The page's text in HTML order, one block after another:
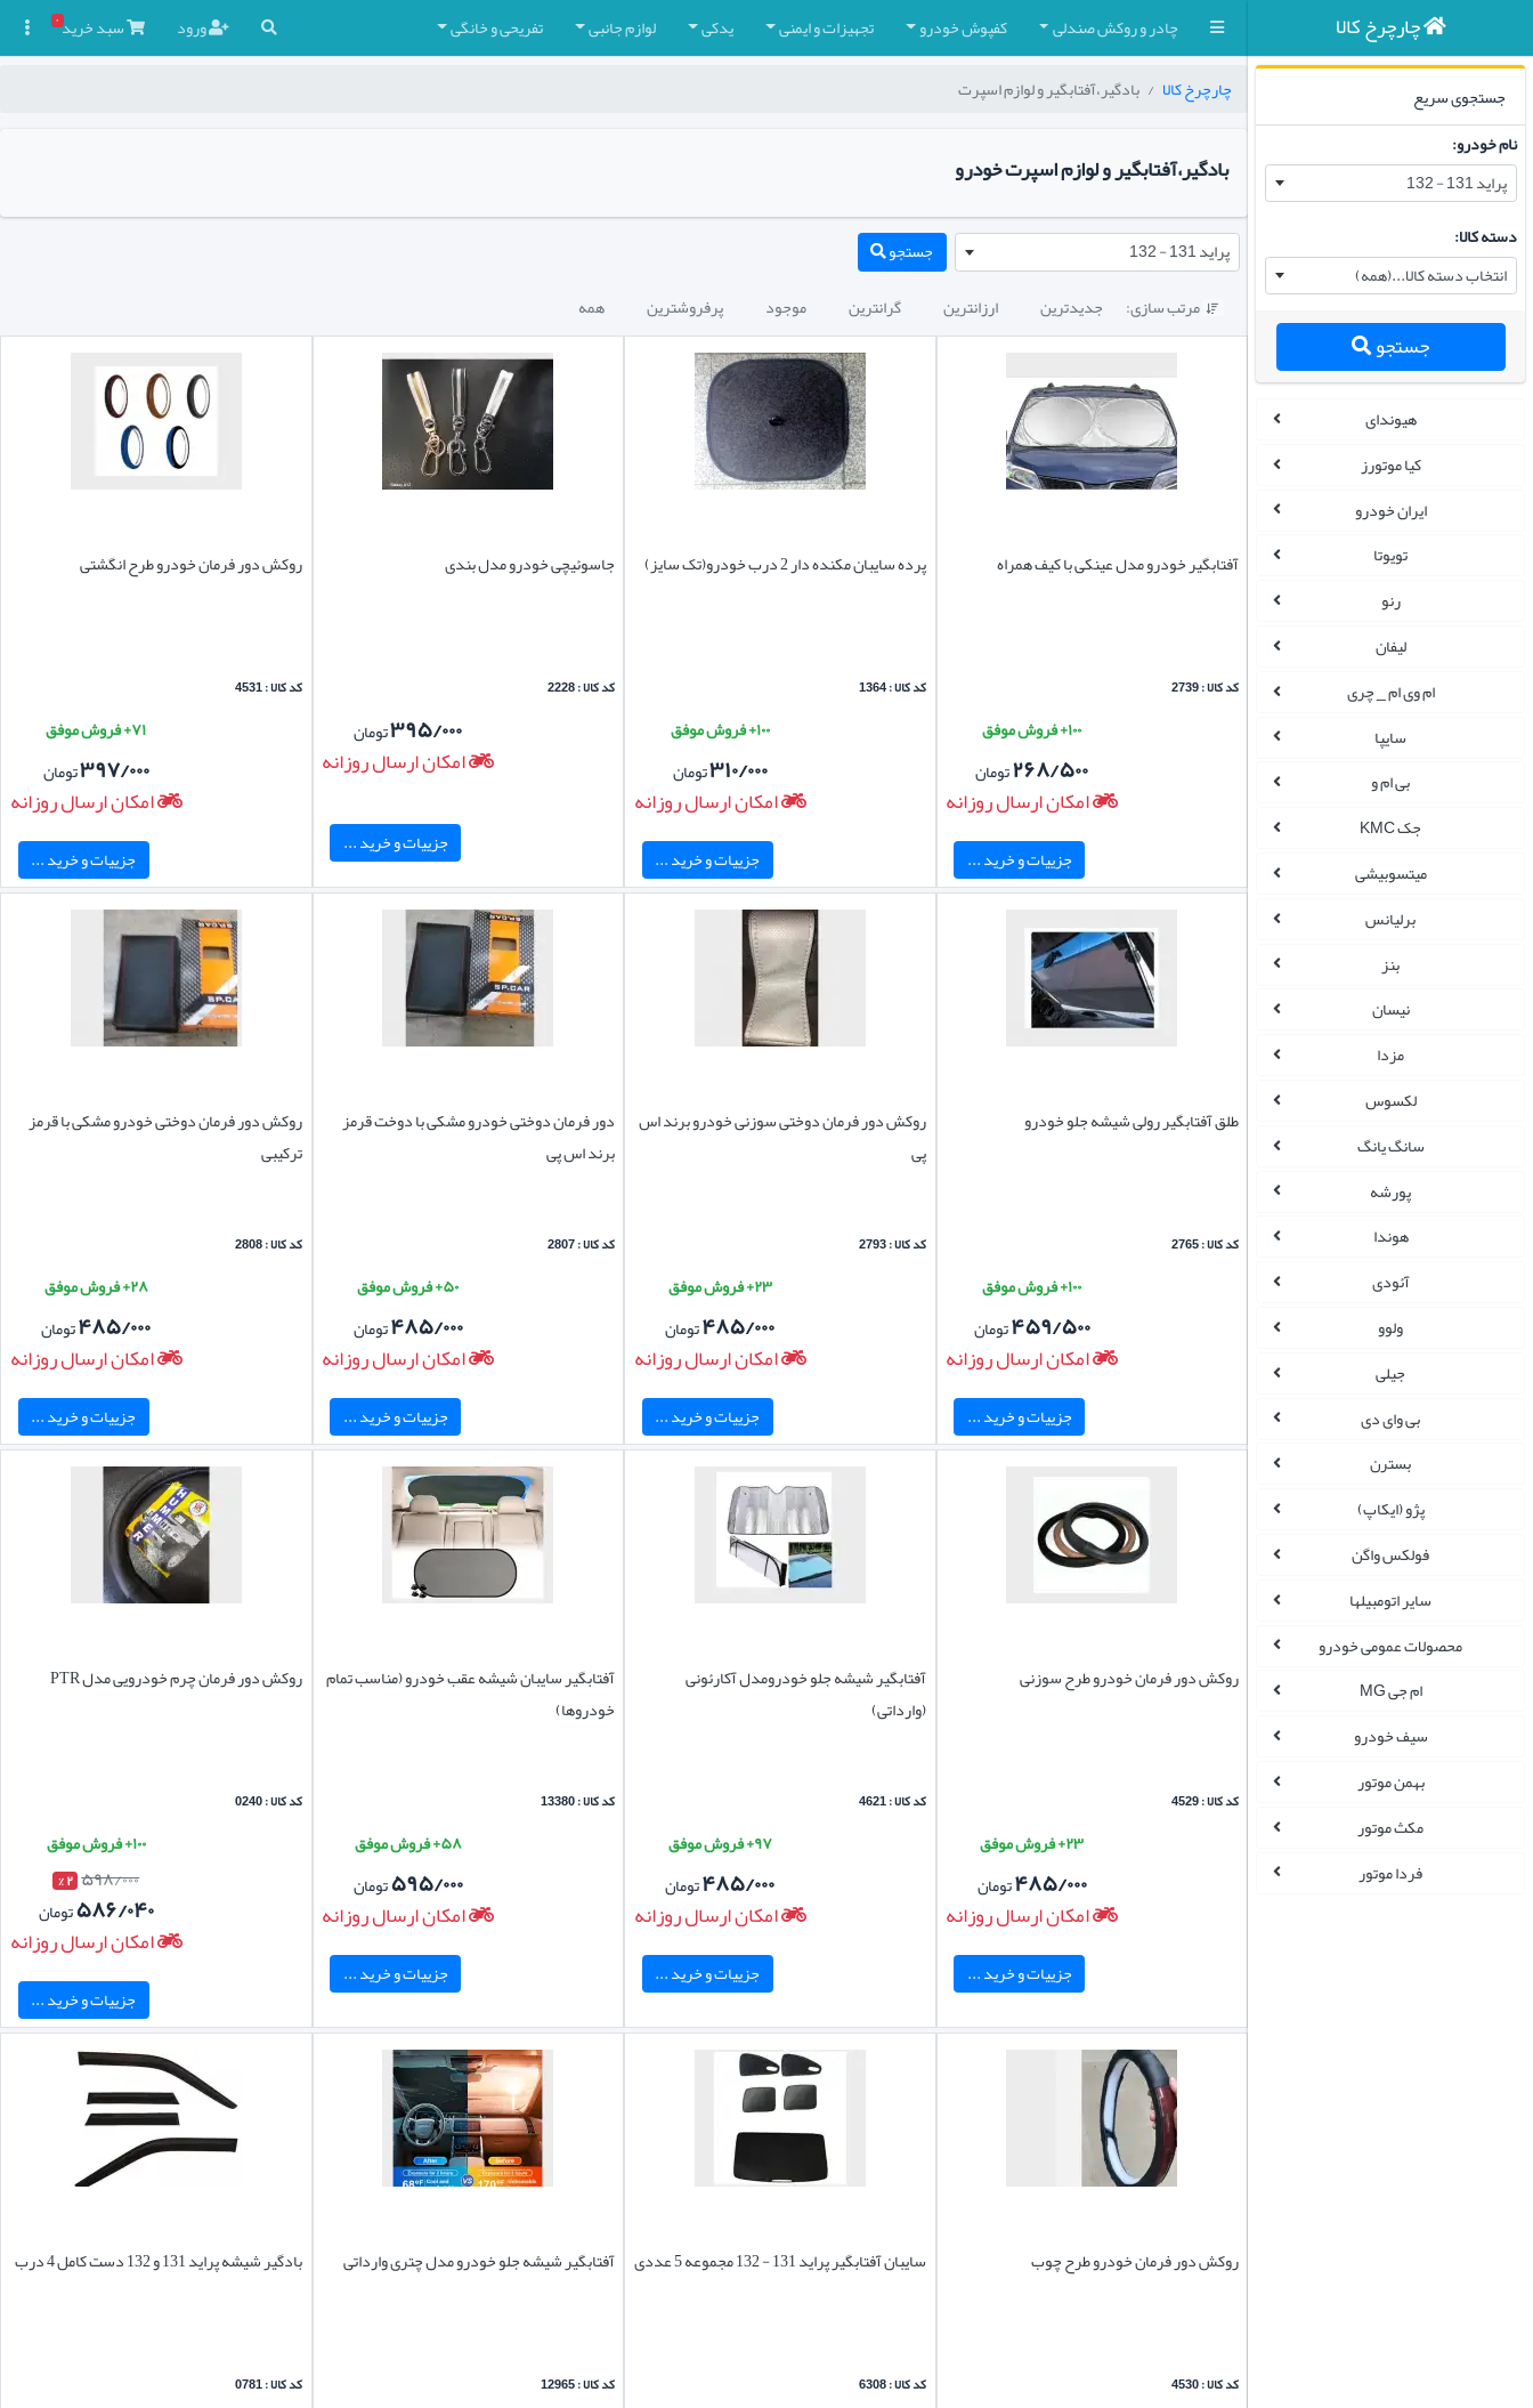
چادر و روکش صندلی کفپوش خودرو تجهیزات و ایمنی یدکی لوازم جانبی تفریحی و خانگی ورود سبدخرید۰ چارچرخ کالا
جستجوی سریع
نام خودرو:
پراید 131 - 132
دسته کالا:
انتخاب دسته کالا...(همه)
جستجو
هیوندای
کیا موتورز
ایران خودرو
تویوتا
رنو
لیفان
ام وی ام _ چری
سایپا
بی ام و
جک KMC
میتسوبیشی
برلیانس
بنز
نیسان
مزدا
لکسوس
سانگ یانگ
پورشه
هوندا
آئودی
ولوو
جیلی
بی وای دی
بسترن
پژو (ایکاپ)
فولکس واگن
سایر اتومبیلها
محصولات عمومی خودرو
ام جی MG
سیف خودرو
بهمن موتور
مکث موتور
فردا موتور
چارچرخ کالا بادگیر،آفتابگیر و لوازم اسپرت
بادگیر،آفتابگیر و لوازم اسپرت خودرو
پراید 131 - 132 جستجو
 مرتب سازی: جدیدترین ارزانترین گرانترین موجود پرفروشترین همه
آفتابگیر خودرو مدل عینکی با کیف همراه
کد کالا : 2739
۱۰۰+ فروش موفق
۲۶۸/۵۰۰تومان
امکان ارسال روزانه
جزییات و خرید ...
پرده سایبان مکنده دار 2 درب خودرو(تک سایز)
کد کالا : 1364
۱۰۰+ فروش موفق
۳۱۰/۰۰۰تومان
امکان ارسال روزانه
جزییات و خرید ...
جاسوئیچی خودرو مدل بندی
کد کالا : 2228
۳۹۵/۰۰۰تومان
امکان ارسال روزانه
جزییات و خرید ...
روکش دور فرمان خودرو طرح انگشتی
کد کالا : 4531
۷۱+ فروش موفق
۳۹۷/۰۰۰تومان
امکان ارسال روزانه
جزییات و خرید ...
طلق آفتابگیر رولی شیشه جلو خودرو
کد کالا : 2765
۱۰۰+ فروش موفق
۴۵۹/۵۰۰تومان
امکان ارسال روزانه
جزییات و خرید ...
روکش دور فرمان دوختی سوزنی خودرو برند اس
پی
کد کالا : 2793
۲۳+ فروش موفق
۴۸۵/۰۰۰تومان
امکان ارسال روزانه
جزییات و خرید ...
دور فرمان دوختی خودرو مشکی با دوخت قرمز
برند اس پی
کد کالا : 2807
۵۰+ فروش موفق
۴۸۵/۰۰۰تومان
امکان ارسال روزانه
جزییات و خرید ...
روکش دور فرمان دوختی خودرو مشکی با قرمز
ترکیبی
کد کالا : 2808
۲۸+ فروش موفق
۴۸۵/۰۰۰تومان
امکان ارسال روزانه
جزییات و خرید ...
روکش دور فرمان خودرو طرح سوزنی
کد کالا : 4529
۲۳+ فروش موفق
۴۸۵/۰۰۰تومان
امکان ارسال روزانه
جزییات و خرید ...
آفتابگیر شیشه جلو خودرومدل آکارئونی
(وارداتی)
کد کالا : 4621
۹۷+ فروش موفق
۴۸۵/۰۰۰تومان
امکان ارسال روزانه
جزییات و خرید ...
آفتابگیر سایبان شیشه عقب خودرو (مناسب تمام
خودروها)
کد کالا : 13380
۵۸+ فروش موفق
۵۹۵/۰۰۰تومان
امکان ارسال روزانه
جزییات و خرید ...
روکش دور فرمان چرم خودرویی مدل PTR
کد کالا : 0240
۱۰۰+ فروش موفق
۵۹۸/۰۰۰ ۲ %
۵۸۶/۰۴۰تومان
امکان ارسال روزانه
جزییات و خرید ...
روکش دور فرمان خودرو طرح چوب
کد کالا : 4530
سایبان آفتابگیر پراید 131 - 132 مجموعه 5 عددی
کد کالا : 6308
آفتابگیر شیشه جلو خودرو مدل چتری وارداتی
کد کالا : 12965
بادگیر شیشه پراید 131 و 132 دست کامل 4 درب
کد کالا : 0781